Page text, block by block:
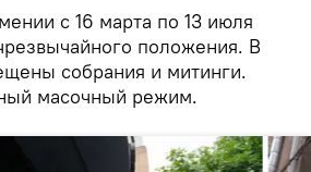
с 16 марта по 13 июля
положения. В
собрания и митинги.
масочный режим.